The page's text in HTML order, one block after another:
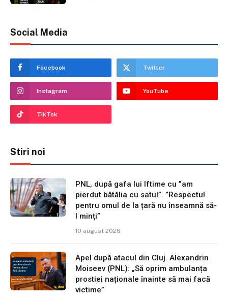
Social Media
Facebook Twitter
Instagram YouTube
TikTok
Stiri noi
PNL, după gafa lui Iftime cu ”am
pierdut bătălia cu satul”. ”Respectul
pentru omul de la țară nu înseamnă să-
l minți”
10 august 2026
Apel după atacul din Cluj. Alexandrin
Moiseev (PNL): „Să oprim ambulanța
prostiei naționale înainte să mai facă
victime”